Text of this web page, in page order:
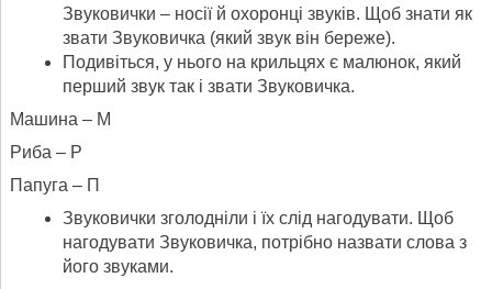
Звуковички – носії й охоронці звуків. Щоб знати як
звати Звуковичка (який звук він береже).
Подивіться, у нього на крильцях є малюнок, який
перший звук так і звати Звуковичка.
Машина – М
Риба – Р
Папуга – П
Звуковички зголодніли і їх слід нагодувати. Щоб
нагодувати Звуковичка, потрібно назвати слова з
його звуками.